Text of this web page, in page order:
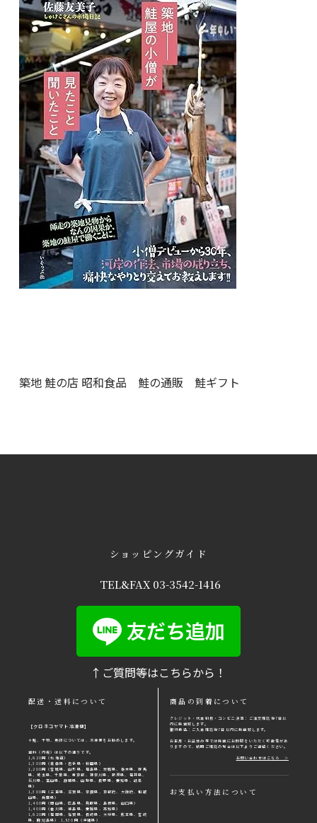
築地 鮭の店 昭和食品 鮭の通販 鮭ギフト
ショッピングガイド
TEL&FAX 03-3542-1416
↑ご質問等はこちらから！
配送・送料について
【クロネコヤマト冷凍便】
＊鮭、干物、魚卵については、冷凍便をお勧めします。
送料（内税）は以下の通りです。
1,620円（北海道）
1,300円（青森県・岩手県・秋田県）
1,200円（宮城県、山形県、福島県、茨城県、栃木県、群馬
県、埼玉県、千葉県、東京都、神奈川県、新潟県、福井県、
石川県、富山県、静岡県、山梨県、長野県、愛知県、岐阜
県）
1,300円（三重県、滋賀県、奈良県、京都府、大阪府、和歌
山県、兵庫県）
1,400円（岡山県、広島県、鳥取県、島根県、山口県）
1,400円（香川県、徳島県、愛媛県、高知県）
1,620円（福岡県、佐賀県、長崎県、大分県、熊本県、宮崎
県、鹿児島県） 1,830円（沖縄県）
商品の到着について
クレジット・代金引換・コンビニ決済：ご注文確認後7日以
内に発送致します。
銀行振込：ご入金確認後7日以内に発送致します。
お正⽉・お盆休み等では発送にお時間をいただく可能性があ
りますので、納期ご確認の場合は以下よりご連絡ください。
お問い合わせはこちら ＞
お⽀払い⽅法について